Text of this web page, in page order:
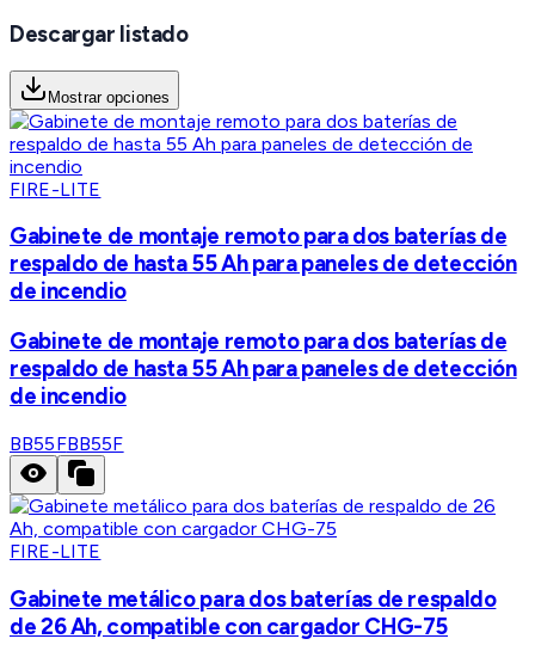
Descargar listado
Mostrar opciones
FIRE-LITE
Gabinete de montaje remoto para dos baterías de
respaldo de hasta 55 Ah para paneles de detección
de incendio
Gabinete de montaje remoto para dos baterías de
respaldo de hasta 55 Ah para paneles de detección
de incendio
BB55FBB55F
FIRE-LITE
Gabinete metálico para dos baterías de respaldo
de 26 Ah, compatible con cargador CHG-75